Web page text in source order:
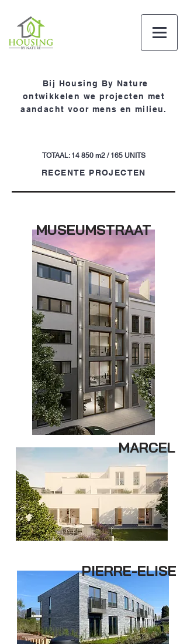
Bij Housing By Nature
ontwikkelen we projecten met
aandacht voor mens en milieu.
TOTAAL: 14 850 m2 / 165 UNITS
RECENTE PROJECTEN
MUSEUMSTRAAT
MARCEL
PIERRE-ELISE